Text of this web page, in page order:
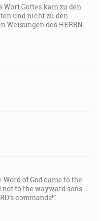
Wort Gottes kam zu den
und nicht zu den
Weisungen des HERRN
Word of God came to the
not to the wayward sons
commands!”